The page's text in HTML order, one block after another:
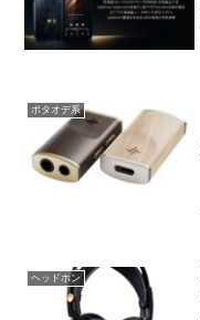
ポタオデ系
ヘッドホン